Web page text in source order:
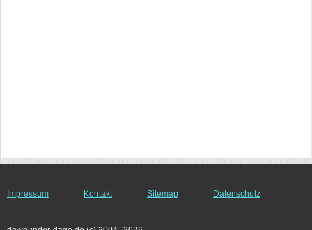
Impressum Kontakt Sitemap Datenschutz